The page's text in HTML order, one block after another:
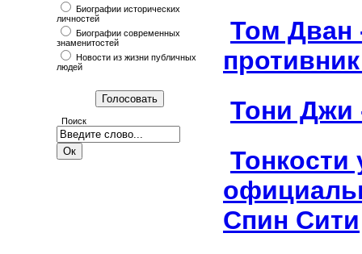
Биографии исторических
личностей
Биографии современных
знаменитостей
Новости из жизни публичных
людей
Поиск
Том Дван
Тони Джи
Тонкости
Спин Сити